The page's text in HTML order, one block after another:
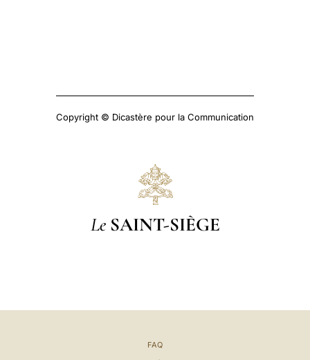
Copyright © Dicastère pour la Communication
Le SAINT-SIÈGE
FAQ